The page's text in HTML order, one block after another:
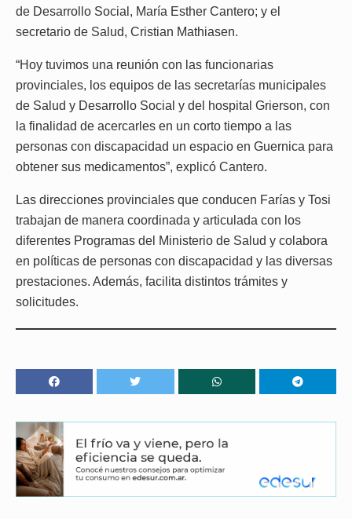
de Desarrollo Social, María Esther Cantero; y el
secretario de Salud, Cristian Mathiasen.
“Hoy tuvimos una reunión con las funcionarias
provinciales, los equipos de las secretarías municipales
de Salud y Desarrollo Social y del hospital Grierson, con
la finalidad de acercarles en un corto tiempo a las
personas con discapacidad un espacio en Guernica para
obtener sus medicamentos”, explicó Cantero.
Las direcciones provinciales que conducen Farías y Tosi
trabajan de manera coordinada y articulada con los
diferentes Programas del Ministerio de Salud y colabora
en políticas de personas con discapacidad y las diversas
prestaciones. Además, facilita distintos trámites y
solicitudes.